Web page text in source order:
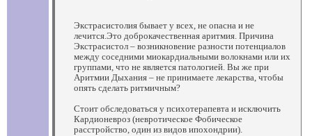
Экстрасистолия бывает у всех, не опасна и не
лечится.Это доброкачественная аритмия. Причина
Экстрасистол – возникновение разности потенциалов
между соседними миокардиальными волокнами или их
группами, что не является патологией. Вы же при
Аритмии Дыхания – не принимаете лекарства, чтобы
опять сделать ритмичным?
Стоит обследоваться у психотерапевта и исключить
Кардионевроз (невротическое Фобическое
расстройство, один из видов ипохондрии).